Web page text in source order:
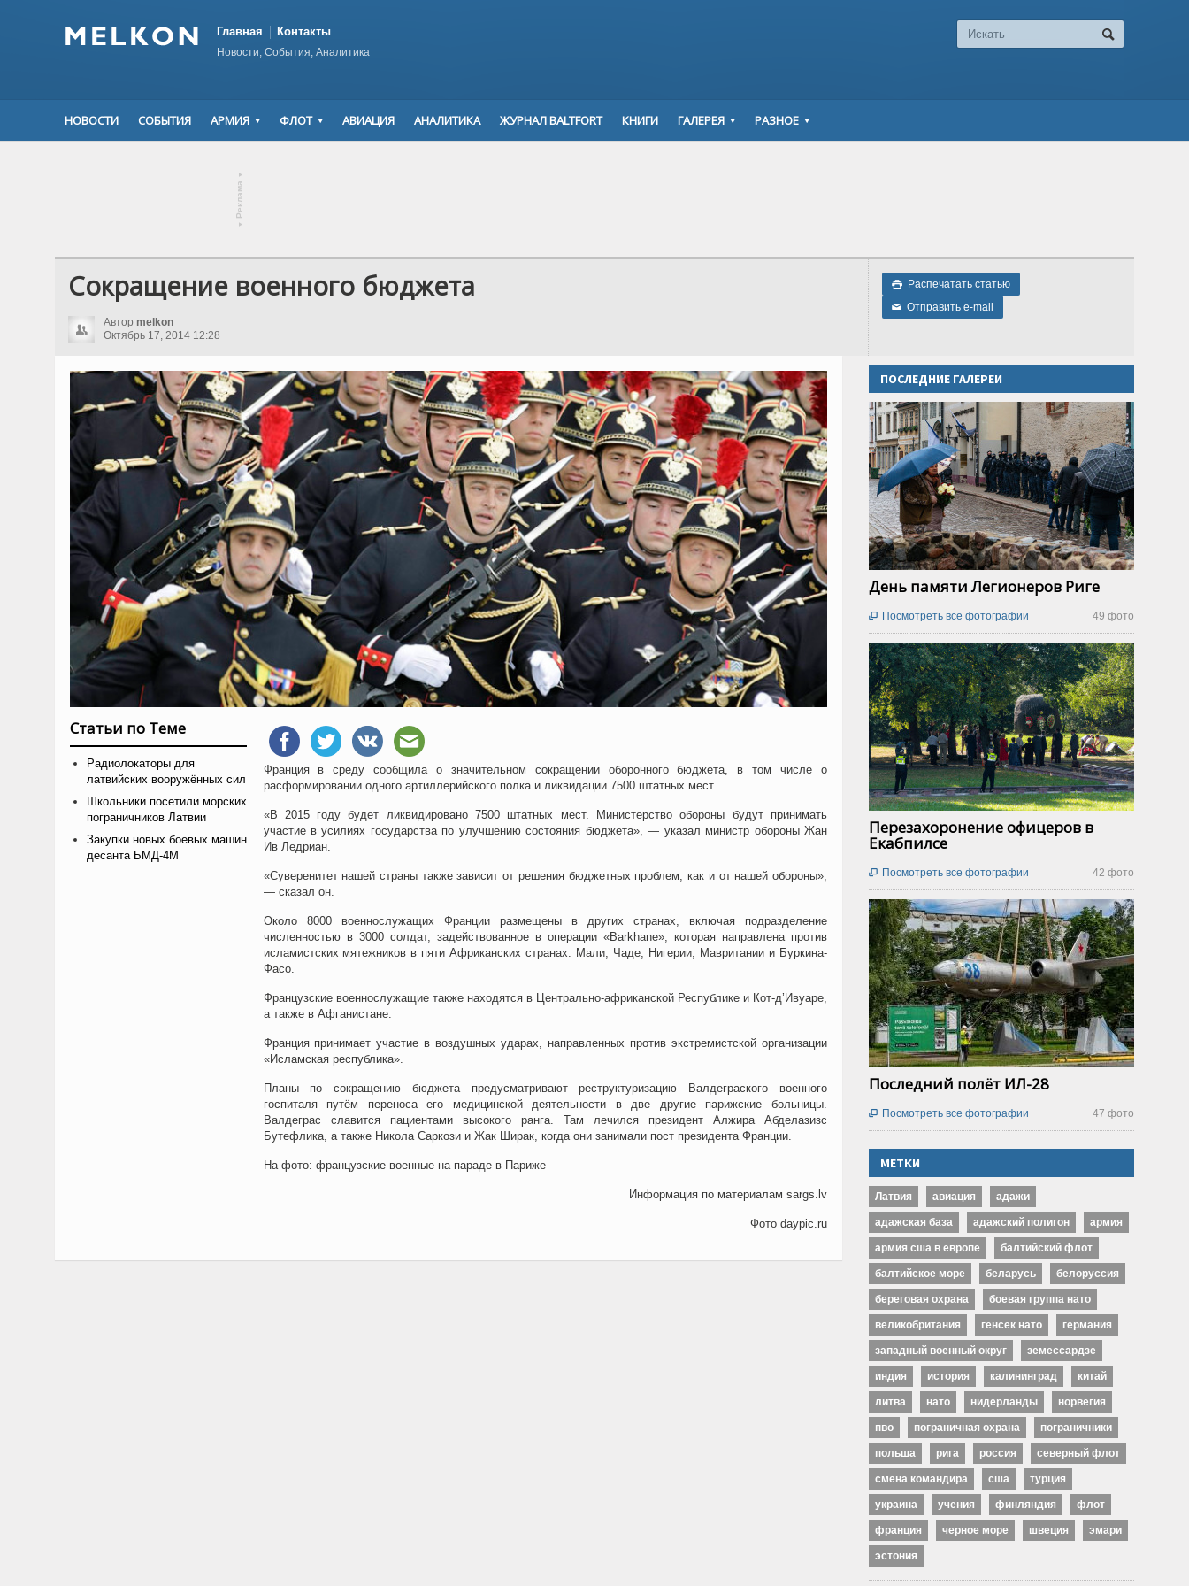
Главная Контакты
Новости, События, Аналитика
НОВОСТИ СОБЫТИЯ АРМИЯ ФЛОТ АВИАЦИЯ АНАЛИТИКА ЖУРНАЛ BALTFORT КНИГИ ГАЛЕРЕЯ РАЗНОЕ
▾
Реклама
▾
 Распечатать статью
✉ Отправить e-mail
Сокращение военного бюджета
Автор melkon
Октябрь 17, 2014 12:28
Статьи по Теме
Радиолокаторы для
латвийских вооружённых сил
Школьники посетили морских
пограничников Латвии
Закупки новых боевых машин
десанта БМД-4М
Франция в среду сообщила о значительном сокращении оборонного бюджета, в том числе о
расформировании одного артиллерийского полка и ликвидации 7500 штатных мест.
«В 2015 году будет ликвидировано 7500 штатных мест. Министерство обороны будут принимать
участие в усилиях государства по улучшению состояния бюджета», — указал министр обороны Жан
Ив Ледриан.
«Суверенитет нашей страны также зависит от решения бюджетных проблем, как и от нашей обороны»,
— сказал он.
Около 8000 военнослужащих Франции размещены в других странах, включая подразделение
численностью в 3000 солдат, задействованное в операции «Barkhane», которая направлена против
исламистских мятежников в пяти Африканских странах: Мали, Чаде, Нигерии, Мавритании и Буркина-
Фасо.
Французские военнослужащие также находятся в Центрально-африканской Республике и Кот-д’Ивуаре,
а также в Афганистане.
Франция принимает участие в воздушных ударах, направленных против экстремистской организации
«Исламская республика».
Планы по сокращению бюджета предусматривают реструктуризацию Валдеграского военного
госпиталя путём переноса его медицинской деятельности в две другие парижские больницы.
Валдеграс славится пациентами высокого ранга. Там лечился президент Алжира Абделазизс
Бутефлика, а также Никола Саркози и Жак Ширак, когда они занимали пост президента Франции.
На фото: французские военные на параде в Париже
Информация по материалам sargs.lv
Фото daypic.ru
ПОСЛЕДНИЕ ГАЛЕРЕИ
День памяти Легионеров Риге
49 фото
 Посмотреть все фотографии
Перезахоронение офицеров в
Екабпилсе
42 фото
 Посмотреть все фотографии
Последний полёт ИЛ-28
47 фото
 Посмотреть все фотографии
МЕТКИ
Латвия авиация адажи
адажская база адажский полигон армия
армия сша в европе балтийский флот
балтийское море беларусь белоруссия
береговая охрана боевая группа нато
великобритания генсек нато германия
западный военный округ земессардзе
индия история калининград китай
литва нато нидерланды норвегия
пво пограничная охрана пограничники
польша рига россия северный флот
смена командира сша турция
украина учения финляндия флот
франция черное море швеция эмари
эстония